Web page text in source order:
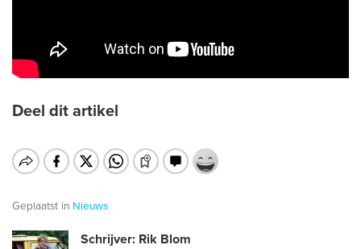
Deel dit artikel
Geplaatst in Nieuws
Schrijver: Rik Blom